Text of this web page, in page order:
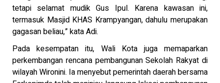
tetapi selamat mudik Gus Ipul. Karena kawasan ini,
termasuk Masjid KHAS Krampyangan, dahulu merupakan
gagasan beliau,” kata Adi.
Pada kesempatan itu, Wali Kota juga memaparkan
perkembangan rencana pembangunan Sekolah Rakyat di
wilayah Wironini. Ia menyebut pemerintah daerah bersama